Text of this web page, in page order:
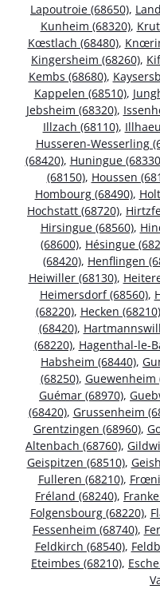
Lapoutroie (68650),
Kunheim (68320),
Kœstlach (68480),
Kingersheim (68260),
Kembs (68680),
Kappelen (68510),
Jebsheim (68320),
Illzach (68110),
Husseren-Wesserling
(68420), Huningue
(68150), Houssen
Hombourg (68490),
Hochstatt (68720),
Hirsingue (68560),
(68600), Hésingue
(68420), Henflingen
Heiwiller (68130),
Heimersdorf (68560),
(68220), Hecken (68210)
(68420),
(68220), Hagenthal-le-
Habsheim (68440),
(68250), Guewenheim
Guémar (68970),
(68420), Grussenheim
Grentzingen (68960),
Altenbach (68760),
Geispitzen (68510),
Fulleren (68210),
Fréland (68240),
Folgensbourg (68220),
Fessenheim (68740),
Feldkirch (68540),
Eteimbes (68210),